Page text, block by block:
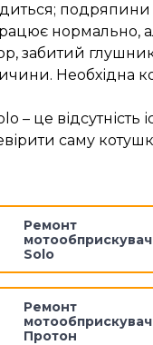
подряпини
нормально,
забитий
Необхідна
це відсутність
саму
Ремонт
Solo
Ремонт
Протон